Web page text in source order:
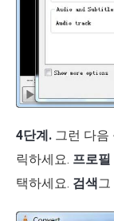
4단계. 그런 다음
릭하세요. 프로필
택하세요. 검색